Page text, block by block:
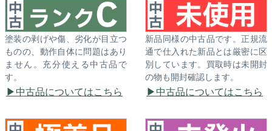
塗装の剥げや傷、劣化が目立つ
ものの、動作自体に問題はあり
ません。充分使える中古品で
す。
中古品についてはこちら
新品同様の中古品です。正規流
通で仕入れた新品とは厳密に区
別しています。買取時は未開封
の物も開封確認します。
中古品についてはこちら